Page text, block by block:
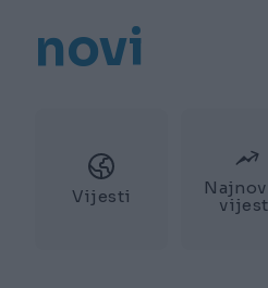
novi
Vijesti